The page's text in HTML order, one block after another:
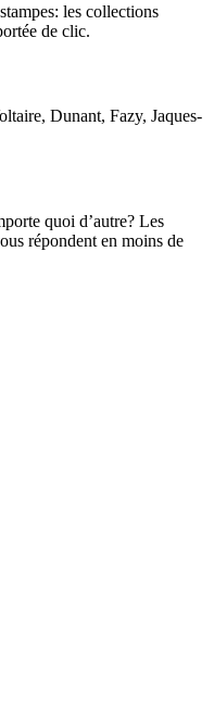
les collections
de clic.
Dunant, Fazy, Jaques-
quoi d’autre? Les
répondent en moins de